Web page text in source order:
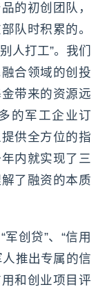
的初创团队，
队时积累的。
人打工”。我们
合领域的创投
带来的资源远
的军工企业订
供全方位的指
内就实现了三
了融资的本质
创贷”、“信用
推出专属的信
和创业项目评